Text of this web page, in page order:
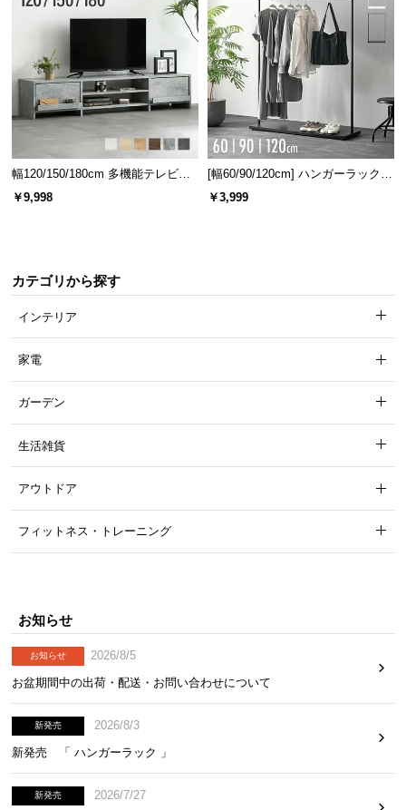
幅120/150/180cm 多機能テレビボ
ード 木目/石目調 オープン収納・
引き出し収納付き
￥9,998
[幅60/90/120cm] ハンガーラック
スチール 4段階高さ調節 サイドフ
ック オープンラック シンプル
￥3,999
カテゴリから探す
インテリア
家電
ガーデン
生活雑貨
アウトドア
フィットネス・トレーニング
お知らせ
お知らせ
2026/8/5
お盆期間中の出荷・配送・お問い合わせについて
新発売
2026/8/3
新発売 「 ハンガーラック 」
新発売
2026/7/27